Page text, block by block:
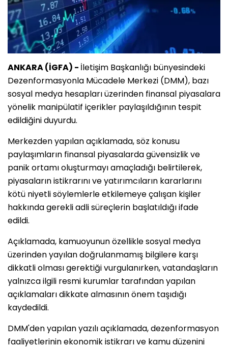
ANKARA (İGFA) - İletişim Başkanlığı bünyesindeki
Dezenformasyonla Mücadele Merkezi (DMM), bazı
sosyal medya hesapları üzerinden finansal piyasalara
yönelik manipülatif içerikler paylaşıldığının tespit
edildiğini duyurdu.
Merkezden yapılan açıklamada, söz konusu
paylaşımların finansal piyasalarda güvensizlik ve
panik ortamı oluşturmayı amaçladığı belirtilerek,
piyasaların istikrarını ve yatırımcıların kararlarını
kötü niyetli söylemlerle etkilemeye çalışan kişiler
hakkında gerekli adli süreçlerin başlatıldığı ifade
edildi.
Açıklamada, kamuoyunun özellikle sosyal medya
üzerinden yayılan doğrulanmamış bilgilere karşı
dikkatli olması gerektiği vurgulanırken, vatandaşların
yalnızca ilgili resmi kurumlar tarafından yapılan
açıklamaları dikkate almasının önem taşıdığı
kaydedildi.
DMM'den yapılan yazılı açıklamada, dezenformasyon
faaliyetlerinin ekonomik istikrarı ve kamu düzenini